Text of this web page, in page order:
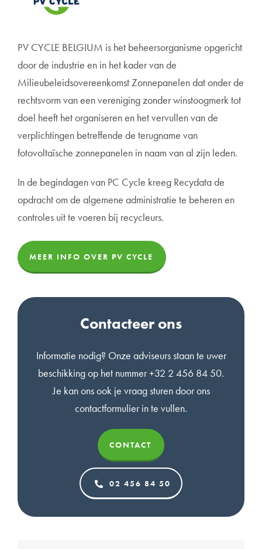
PV CYCLE BELGIUM is het beheersorganisme opgericht
door de industrie en in het kader van de
Milieubeleidsovereenkomst Zonnepanelen dat onder de
rechtsvorm van een vereniging zonder winstoogmerk tot
doel heeft het organiseren en het vervullen van de
verplichtingen betreffende de terugname van
fotovoltaïsche zonnepanelen in naam van al zijn leden.
In de begindagen van PC Cycle kreeg Recydata de
opdracht om de algemene administratie te beheren en
controles uit te voeren bij recycleurs.
MEER INFO OVER PV CYCLE
Contacteer ons
Informatie nodig? Onze adviseurs staan te uwer
beschikking op het nummer +32 2 456 84 50.
Je kan ons ook je vraag sturen door ons
contactformulier in te vullen.
CONTACT
02 456 84 50